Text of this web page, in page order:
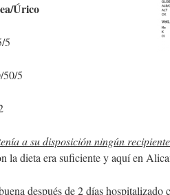
Úrico
5
50/5
a su disposición ningún
la dieta era suficiente y aquí en
después de 2 días hospitalizado